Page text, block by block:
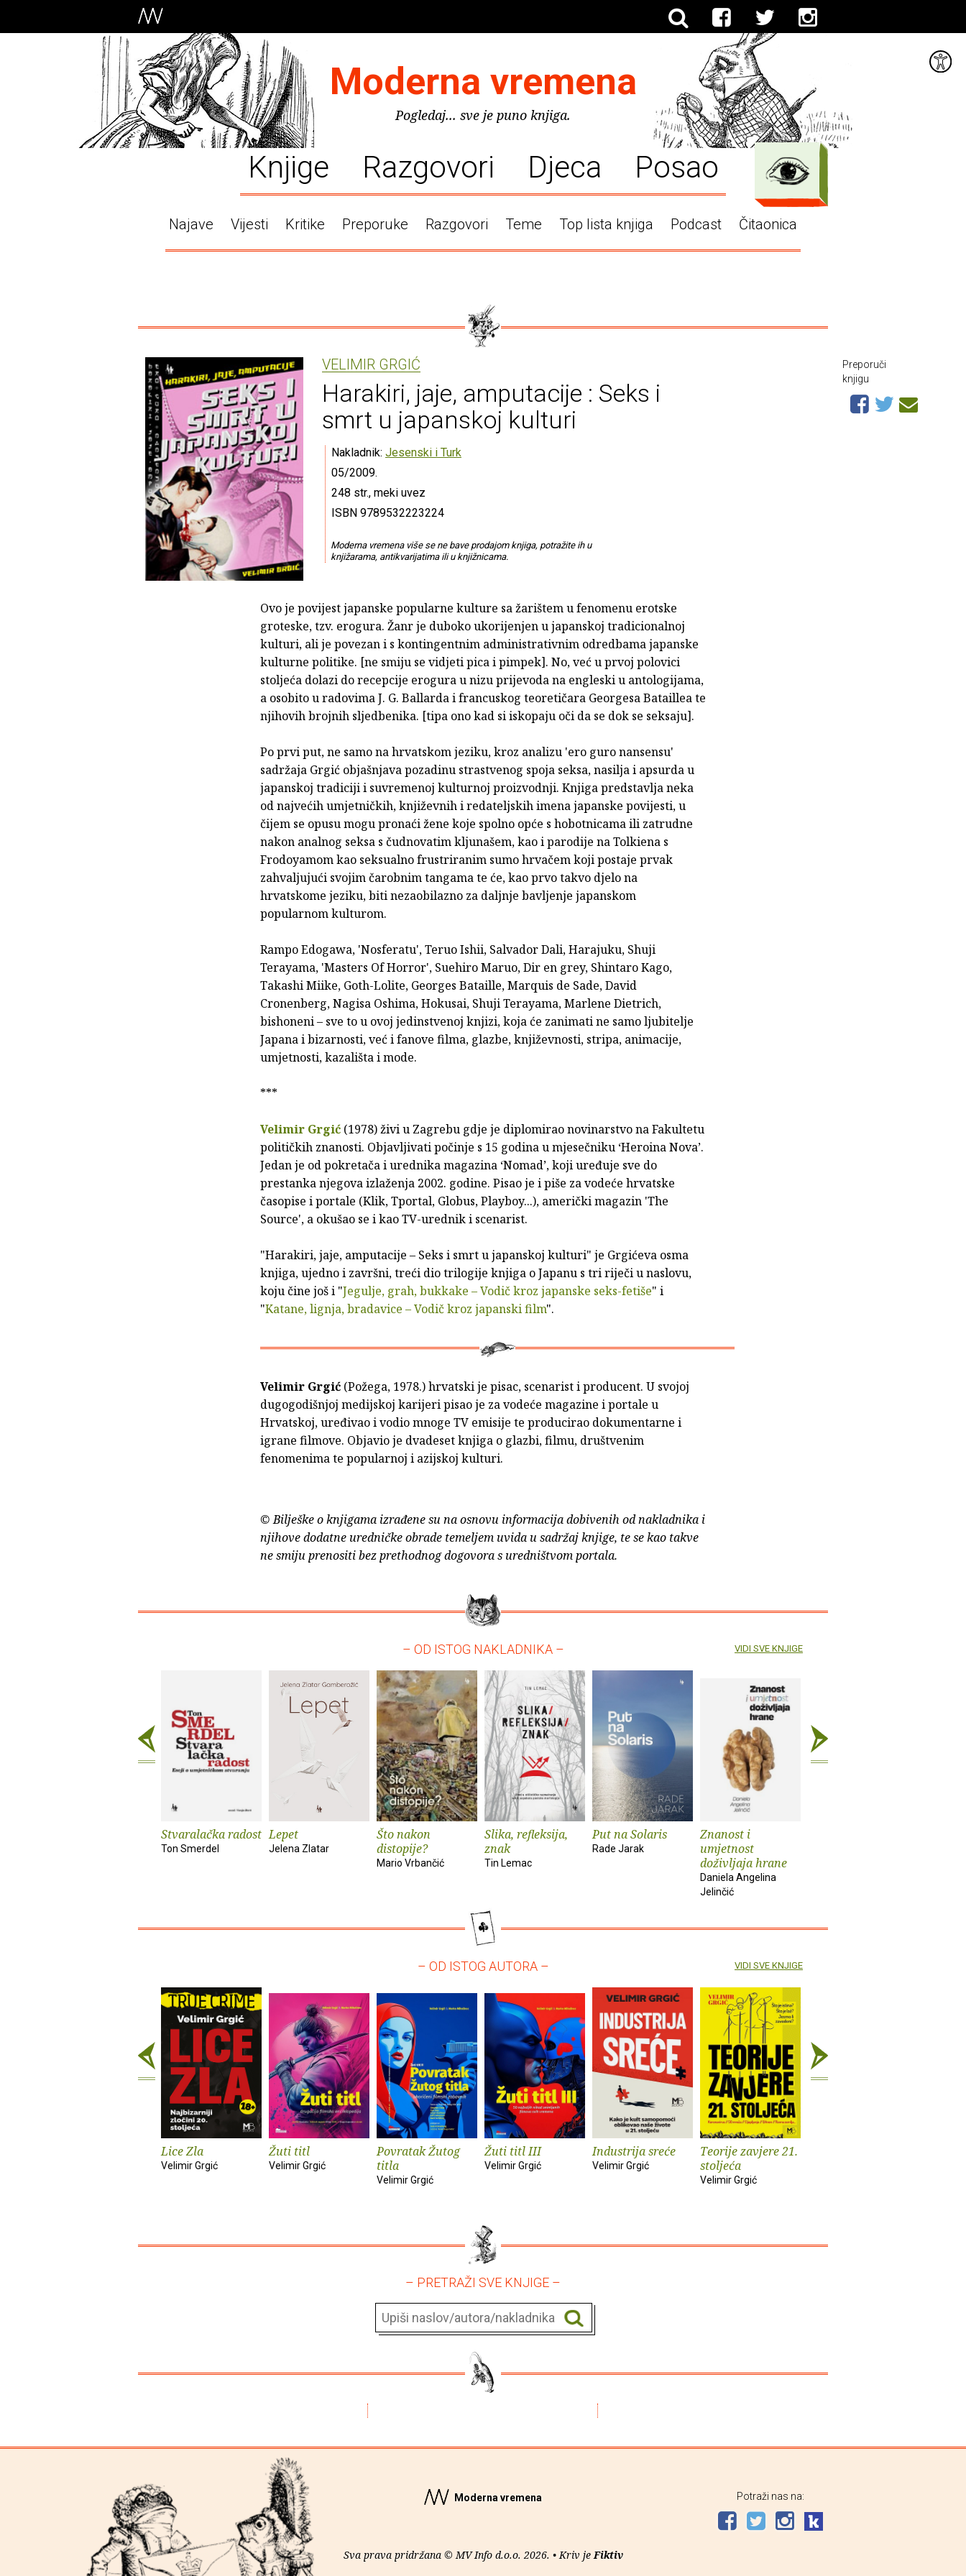
Moderna vremena
Pogledaj... sve je puno knjiga.
Knjige Razgovori Djeca Posao
Najave Vijesti Kritike Preporuke Razgovori Teme Top lista knjiga Podcast Čitaonica
VELIMIR GRGIĆ
Harakiri, jaje, amputacije : Seks i
smrt u japanskoj kulturi
Nakladnik: Jesenski i Turk
05/2009.
248 str., meki uvez
ISBN 9789532223224
Moderna vremena više se ne bave prodajom knjiga, potražite ih u
knjižarama, antikvarijatima ili u knjižnicama.
Ovo je povijest japanske popularne kulture sa žarištem u fenomenu erotske
groteske, tzv. erogura. Žanr je duboko ukorijenjen u japanskoj tradicionalnoj
kulturi, ali je povezan i s kontingentnim administrativnim odredbama japanske
kulturne politike. [ne smiju se vidjeti pica i pimpek]. No, već u prvoj polovici
stoljeća dolazi do recepcije erogura u nizu prijevoda na engleski u antologijama,
a osobito u radovima J. G. Ballarda i francuskog teoretičara Georgesa Bataillea te
njihovih brojnih sljedbenika. [tipa ono kad si iskopaju oči da se dok se seksaju].
Po prvi put, ne samo na hrvatskom jeziku, kroz analizu 'ero guro nansensu'
sadržaja Grgić objašnjava pozadinu strastvenog spoja seksa, nasilja i apsurda u
japanskoj tradiciji i suvremenoj kulturnoj proizvodnji. Knjiga predstavlja neka
od najvećih umjetničkih, književnih i redateljskih imena japanske povijesti, u
čijem se opusu mogu pronaći žene koje spolno opće s hobotnicama ili zatrudne
nakon analnog seksa s čudnovatim kljunašem, kao i parodije na Tolkiena s
Frodoyamom kao seksualno frustriranim sumo hrvačem koji postaje prvak
zahvaljujući svojim čarobnim tangama te će, kao prvo takvo djelo na
hrvatskome jeziku, biti nezaobilazno za daljnje bavljenje japanskom
popularnom kulturom.
Rampo Edogawa, 'Nosferatu', Teruo Ishii, Salvador Dali, Harajuku, Shuji
Terayama, 'Masters Of Horror', Suehiro Maruo, Dir en grey, Shintaro Kago,
Takashi Miike, Goth-Lolite, Georges Bataille, Marquis de Sade, David
Cronenberg, Nagisa Oshima, Hokusai, Shuji Terayama, Marlene Dietrich,
bishoneni – sve to u ovoj jedinstvenoj knjizi, koja će zanimati ne samo ljubitelje
Japana i bizarnosti, već i fanove filma, glazbe, književnosti, stripa, animacije,
umjetnosti, kazališta i mode.
***
Velimir Grgić (1978) živi u Zagrebu gdje je diplomirao novinarstvo na Fakultetu
političkih znanosti. Objavljivati počinje s 15 godina u mjesečniku ‘Heroina Nova’.
Jedan je od pokretača i urednika magazina ‘Nomad’, koji uređuje sve do
prestanka njegova izlaženja 2002. godine. Pisao je i piše za vodeće hrvatske
časopise i portale (Klik, Tportal, Globus, Playboy...), američki magazin 'The
Source', a okušao se i kao TV-urednik i scenarist.
"Harakiri, jaje, amputacije – Seks i smrt u japanskoj kulturi" je Grgićeva osma
knjiga, ujedno i završni, treći dio trilogije knjiga o Japanu s tri riječi u naslovu,
koju čine još i "Jegulje, grah, bukkake – Vodič kroz japanske seks-fetiše" i
"Katane, lignja, bradavice – Vodič kroz japanski film".
Velimir Grgić (Požega, 1978.) hrvatski je pisac, scenarist i producent. U svojoj
dugogodišnjoj medijskoj karijeri pisao je za vodeće magazine i portale u
Hrvatskoj, uređivao i vodio mnoge TV emisije te producirao dokumentarne i
igrane filmove. Objavio je dvadeset knjiga o glazbi, filmu, društvenim
fenomenima te popularnoj i azijskoj kulturi.
© Bilješke o knjigama izrađene su na osnovu informacija dobivenih od nakladnika i
njihove dodatne uredničke obrade temeljem uvida u sadržaj knjige, te se kao takve
ne smiju prenositi bez prethodnog dogovora s uredništvom portala.
Preporuči
knjigu
– OD ISTOG NAKLADNIKA –
Stvaralačka radost
Ton Smerdel
Lepet
Jelena Zlatar
Što nakon
distopije?
Mario Vrbančić
Slika, refleksija,
znak
Tin Lemac
Put na Solaris
Rade Jarak
Znanost i
umjetnost
doživljaja hrane
Daniela Angelina
Jelinčić
VIDI SVE KNJIGE
– OD ISTOG AUTORA –
Lice Zla
Velimir Grgić
Žuti titl
Velimir Grgić
Povratak Žutog
titla
Velimir Grgić
Žuti titl III
Velimir Grgić
Industrija sreće
Velimir Grgić
Teorije zavjere 21.
stoljeća
Velimir Grgić
VIDI SVE KNJIGE
– PRETRAŽI SVE KNJIGE –
Moderna vremena
Sva prava pridržana © MV Info d.o.o. 2026. • Kriv je Fiktiv
Potraži nas na: